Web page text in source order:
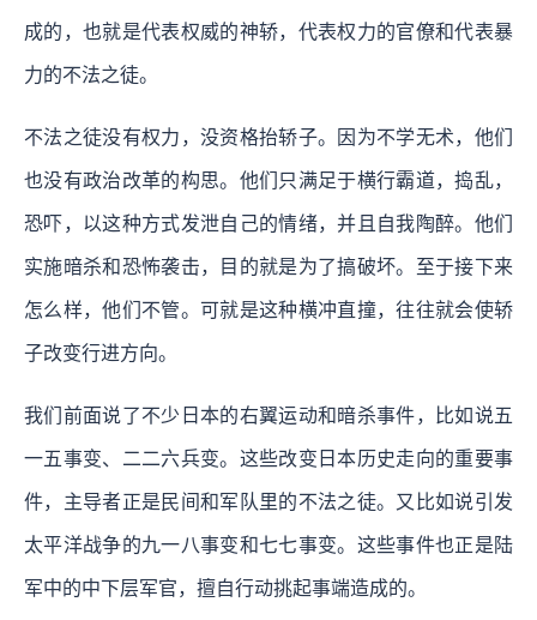
成的，也就是代表权威的神轿，代表权力的官僚和代表暴
力的不法之徒。
不法之徒没有权力，没资格抬轿子。因为不学无术，他们
也没有政治改革的构思。他们只满足于横行霸道，捣乱，
恐吓，以这种方式发泄自己的情绪，并且自我陶醉。他们
实施暗杀和恐怖袭击，目的就是为了搞破坏。至于接下来
怎么样，他们不管。可就是这种横冲直撞，往往就会使轿
子改变行进方向。
我们前面说了不少日本的右翼运动和暗杀事件，比如说五
一五事变、二二六兵变。这些改变日本历史走向的重要事
件，主导者正是民间和军队里的不法之徒。又比如说引发
太平洋战争的九一八事变和七七事变。这些事件也正是陆
军中的中下层军官，擅自行动挑起事端造成的。